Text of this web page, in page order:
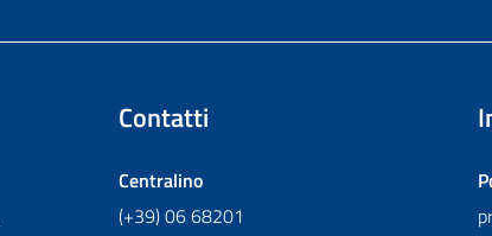
Contatti
Centralino
(+39) 06 68201